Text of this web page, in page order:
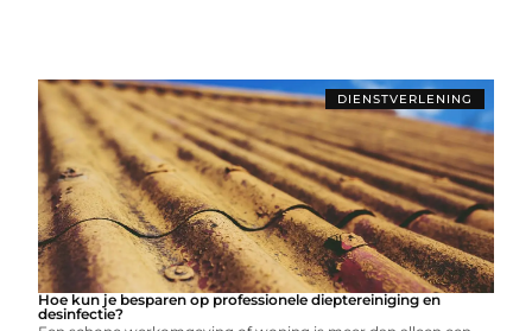
DIENSTVERLENING
Hoe kun je besparen op professionele dieptereiniging en
desinfectie?